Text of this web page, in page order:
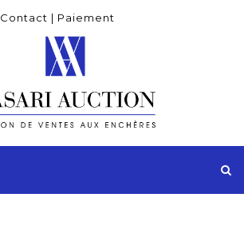
Contact | Paiement